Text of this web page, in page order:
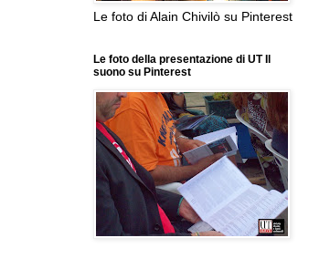
Le foto di Alain Chivilò su Pinterest
Le foto della presentazione di UT Il
suono su Pinterest